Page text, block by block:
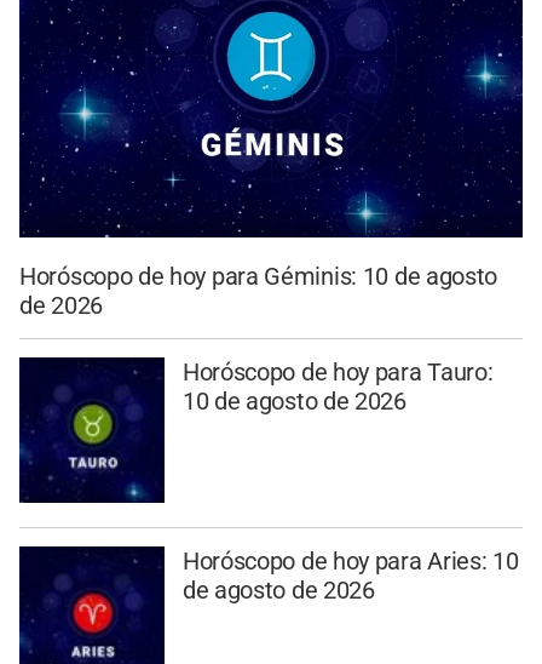
Horóscopo de hoy para Géminis: 10 de agosto
de 2026
Horóscopo de hoy para Tauro:
10 de agosto de 2026
Horóscopo de hoy para Aries: 10
de agosto de 2026